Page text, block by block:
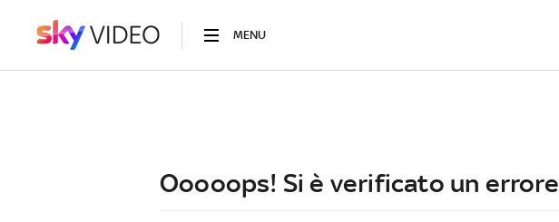
MENU
Ooooops! Si è verificato un errore